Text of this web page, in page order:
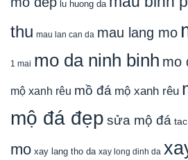
lu huong da
thu mau lan can da mau lang mo
1 mai mo da ninh binh mo
mộ xanh rêu mồ đá mộ xanh rêu
mộ đá đẹp sửa mộ đá
mo xay lang tho da xay long dinh da